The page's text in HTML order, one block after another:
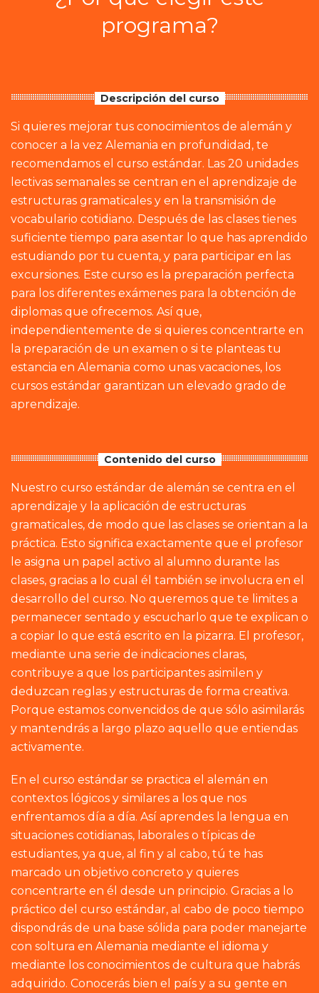
programa?
Descripción del curso
Si quieres mejorar tus conocimientos de alemán y
conocer a la vez Alemania en profundidad, te
recomendamos el curso estándar. Las 20 unidades
lectivas semanales se centran en el aprendizaje de
estructuras gramaticales y en la transmisión de
vocabulario cotidiano. Después de las clases tienes
suficiente tiempo para asentar lo que has aprendido
estudiando por tu cuenta, y para participar en las
excursiones. Este curso es la preparación perfecta
para los diferentes exámenes para la obtención de
diplomas que ofrecemos. Así que,
independientemente de si quieres concentrarte en
la preparación de un examen o si te planteas tu
estancia en Alemania como unas vacaciones, los
cursos estándar garantizan un elevado grado de
aprendizaje.
Contenido del curso
Nuestro curso estándar de alemán se centra en el
aprendizaje y la aplicación de estructuras
gramaticales, de modo que las clases se orientan a la
práctica. Esto significa exactamente que el profesor
le asigna un papel activo al alumno durante las
clases, gracias a lo cual él también se involucra en el
desarrollo del curso. No queremos que te limites a
permanecer sentado y escucharlo que te explican o
a copiar lo que está escrito en la pizarra. El profesor,
mediante una serie de indicaciones claras,
contribuye a que los participantes asimilen y
deduzcan reglas y estructuras de forma creativa.
Porque estamos convencidos de que sólo asimilarás
y mantendrás a largo plazo aquello que entiendas
activamente.
En el curso estándar se practica el alemán en
contextos lógicos y similares a los que nos
enfrentamos día a día. Así aprendes la lengua en
situaciones cotidianas, laborales o típicas de
estudiantes, ya que, al fin y al cabo, tú te has
marcado un objetivo concreto y quieres
concentrarte en él desde un principio. Gracias a lo
práctico del curso estándar, al cabo de poco tiempo
dispondrás de una base sólida para poder manejarte
con soltura en Alemania mediante el idioma y
mediante los conocimientos de cultura que habrás
adquirido. Conocerás bien el país y a su gente en